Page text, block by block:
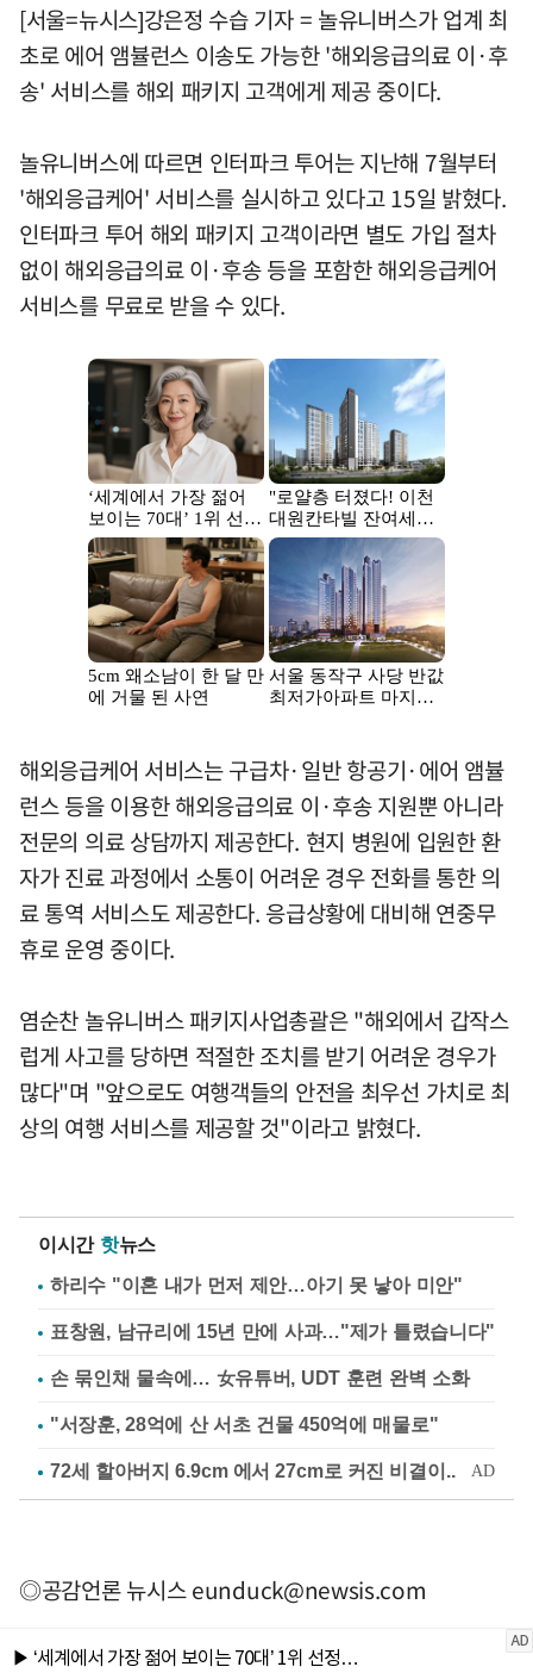
[서울=뉴시스]강은정 수습 기자 = 놀유니버스가 업계 최
초로 에어 앰뷸런스 이송도 가능한 '해외응급의료 이·후
송' 서비스를 해외 패키지 고객에게 제공 중이다.
놀유니버스에 따르면 인터파크 투어는 지난해 7월부터
'해외응급케어' 서비스를 실시하고 있다고 15일 밝혔다.
인터파크 투어 해외 패키지 고객이라면 별도 가입 절차
없이 해외응급의료 이·후송 등을 포함한 해외응급케어
서비스를 무료로 받을 수 있다.
해외응급케어 서비스는 구급차·일반 항공기·에어 앰뷸
런스 등을 이용한 해외응급의료 이·후송 지원뿐 아니라
전문의 의료 상담까지 제공한다. 현지 병원에 입원한 환
자가 진료 과정에서 소통이 어려운 경우 전화를 통한 의
료 통역 서비스도 제공한다. 응급상황에 대비해 연중무
휴로 운영 중이다.
염순찬 놀유니버스 패키지사업총괄은 "해외에서 갑작스
럽게 사고를 당하면 적절한 조치를 받기 어려운 경우가
많다"며 "앞으로도 여행객들의 안전을 최우선 가치로 최
상의 여행 서비스를 제공할 것"이라고 밝혔다.
이시간 핫뉴스
하리수 "이혼 내가 먼저 제안…아기 못 낳아 미안"
표창원, 남규리에 15년 만에 사과…"제가 틀렸습니다"
손 묶인채 물속에… 女유튜버, UDT 훈련 완벽 소화
"서장훈, 28억에 산 서초 건물 450억에 매물로"
◎공감언론 뉴시스eunduck@newsis.com